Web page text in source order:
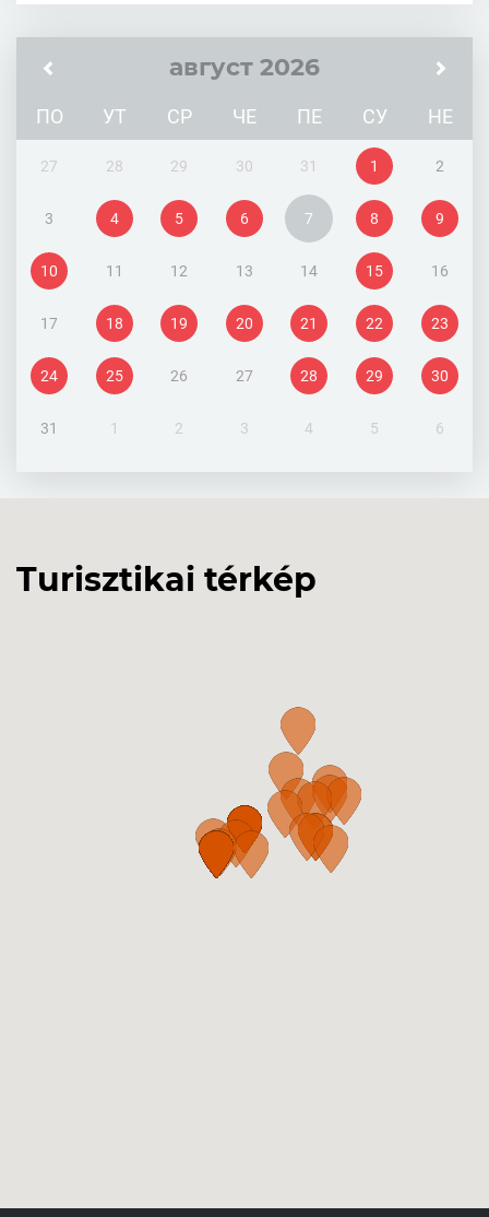
август 2026
ПО УТ СР ЧЕ ПЕ СУ НЕ
27 28 29 30 31 1 2
3 4 5 6 7 8 9
10 11 12 13 14 15 16
17 18 19 20 21 22 23
24 25 26 27 28 29 30
31 1 2 3 4 5 6
Turisztikai térkép